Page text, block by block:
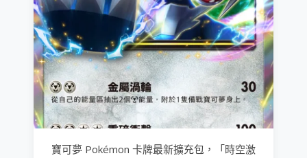
寶可夢 Pokémon 卡牌最新擴充包，「時空激